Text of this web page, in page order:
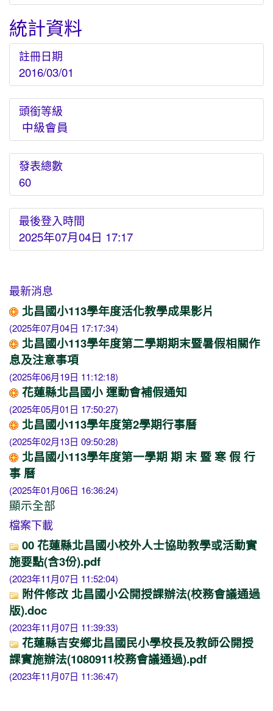
統計資料
註冊日期
2016/03/01
頭銜等級
中級會員
發表總數
60
最後登入時間
2025年07月04日 17:17
最新消息
北昌國小113學年度活化教學成果影片
(2025年07月04日 17:17:34)
北昌國小113學年度第二學期期末暨暑假相關作
息及注意事項
(2025年06月19日 11:12:18)
花蓮縣北昌國小 運動會補假通知
(2025年05月01日 17:50:27)
北昌國小113學年度第2學期行事曆
(2025年02月13日 09:50:28)
北昌國小113學年度第一學期 期 末 暨 寒 假 行
事 曆
(2025年01月06日 16:36:24)
顯示全部
檔案下載
00 花蓮縣北昌國小校外人士協助教學或活動實
施要點(含3份).pdf
(2023年11月07日 11:52:04)
附件修改 北昌國小公開授課辦法(校務會議通過
版).doc
(2023年11月07日 11:39:33)
花蓮縣吉安鄉北昌國民小學校長及教師公開授
課實施辦法(1080911校務會議通過).pdf
(2023年11月07日 11:36:47)